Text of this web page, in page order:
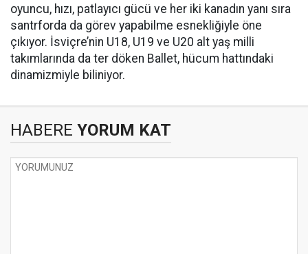
oyuncu, hızı, patlayıcı gücü ve her iki kanadın yanı sıra
santrforda da görev yapabilme esnekliğiyle öne
çıkıyor. İsviçre’nin U18, U19 ve U20 alt yaş milli
takımlarında da ter döken Ballet, hücum hattındaki
dinamizmiyle biliniyor.
HABERE YORUM KAT